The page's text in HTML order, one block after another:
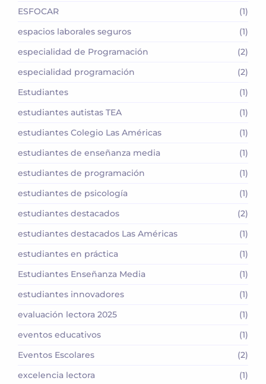
ESFOCAR
(1)
espacios laborales seguros
(1)
especialidad de Programación
(2)
especialidad programación
(2)
Estudiantes
(1)
estudiantes autistas TEA
(1)
estudiantes Colegio Las Américas
(1)
estudiantes de enseñanza media
(1)
estudiantes de programación
(1)
estudiantes de psicología
(1)
estudiantes destacados
(2)
estudiantes destacados Las Américas
(1)
estudiantes en práctica
(1)
Estudiantes Enseñanza Media
(1)
estudiantes innovadores
(1)
evaluación lectora 2025
(1)
eventos educativos
(1)
Eventos Escolares
(2)
excelencia lectora
(1)